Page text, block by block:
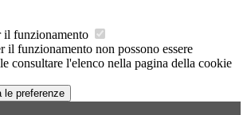
il funzionamento
il funzionamento non possono essere
consultare l'elenco nella pagina della cookie
le preferenze